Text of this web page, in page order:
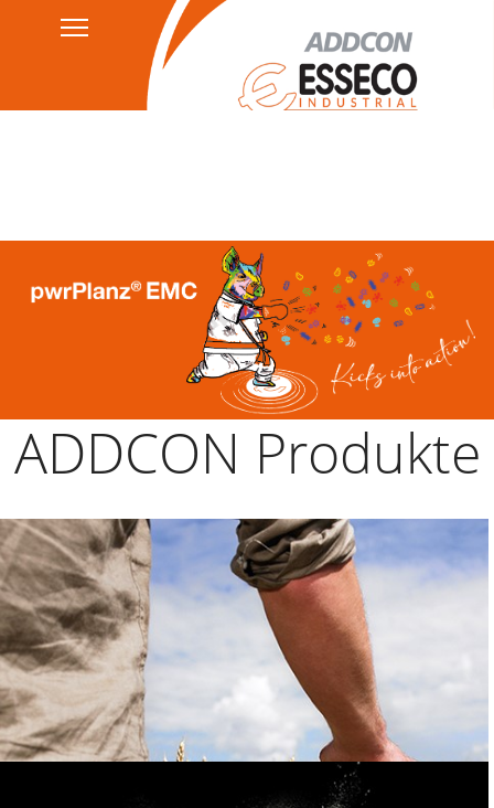
Datenschutzerklärung
HSEQ
AGB's
ADDCON Produkte